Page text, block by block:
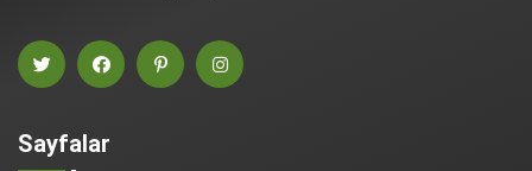
Sayfalar